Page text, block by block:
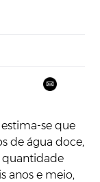
se que
de água doce,
quantidade
anos e meio,